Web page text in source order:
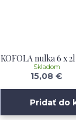
KOFOLA nulka 6 x
15,08 €
Skladom
Pridať do